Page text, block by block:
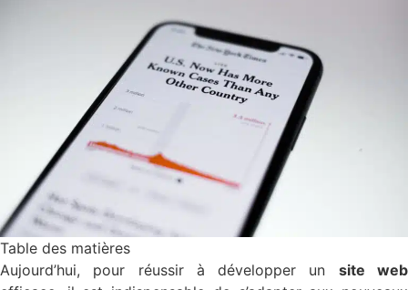
Table des matières
Aujourd’hui, pour réussir à développer un site web